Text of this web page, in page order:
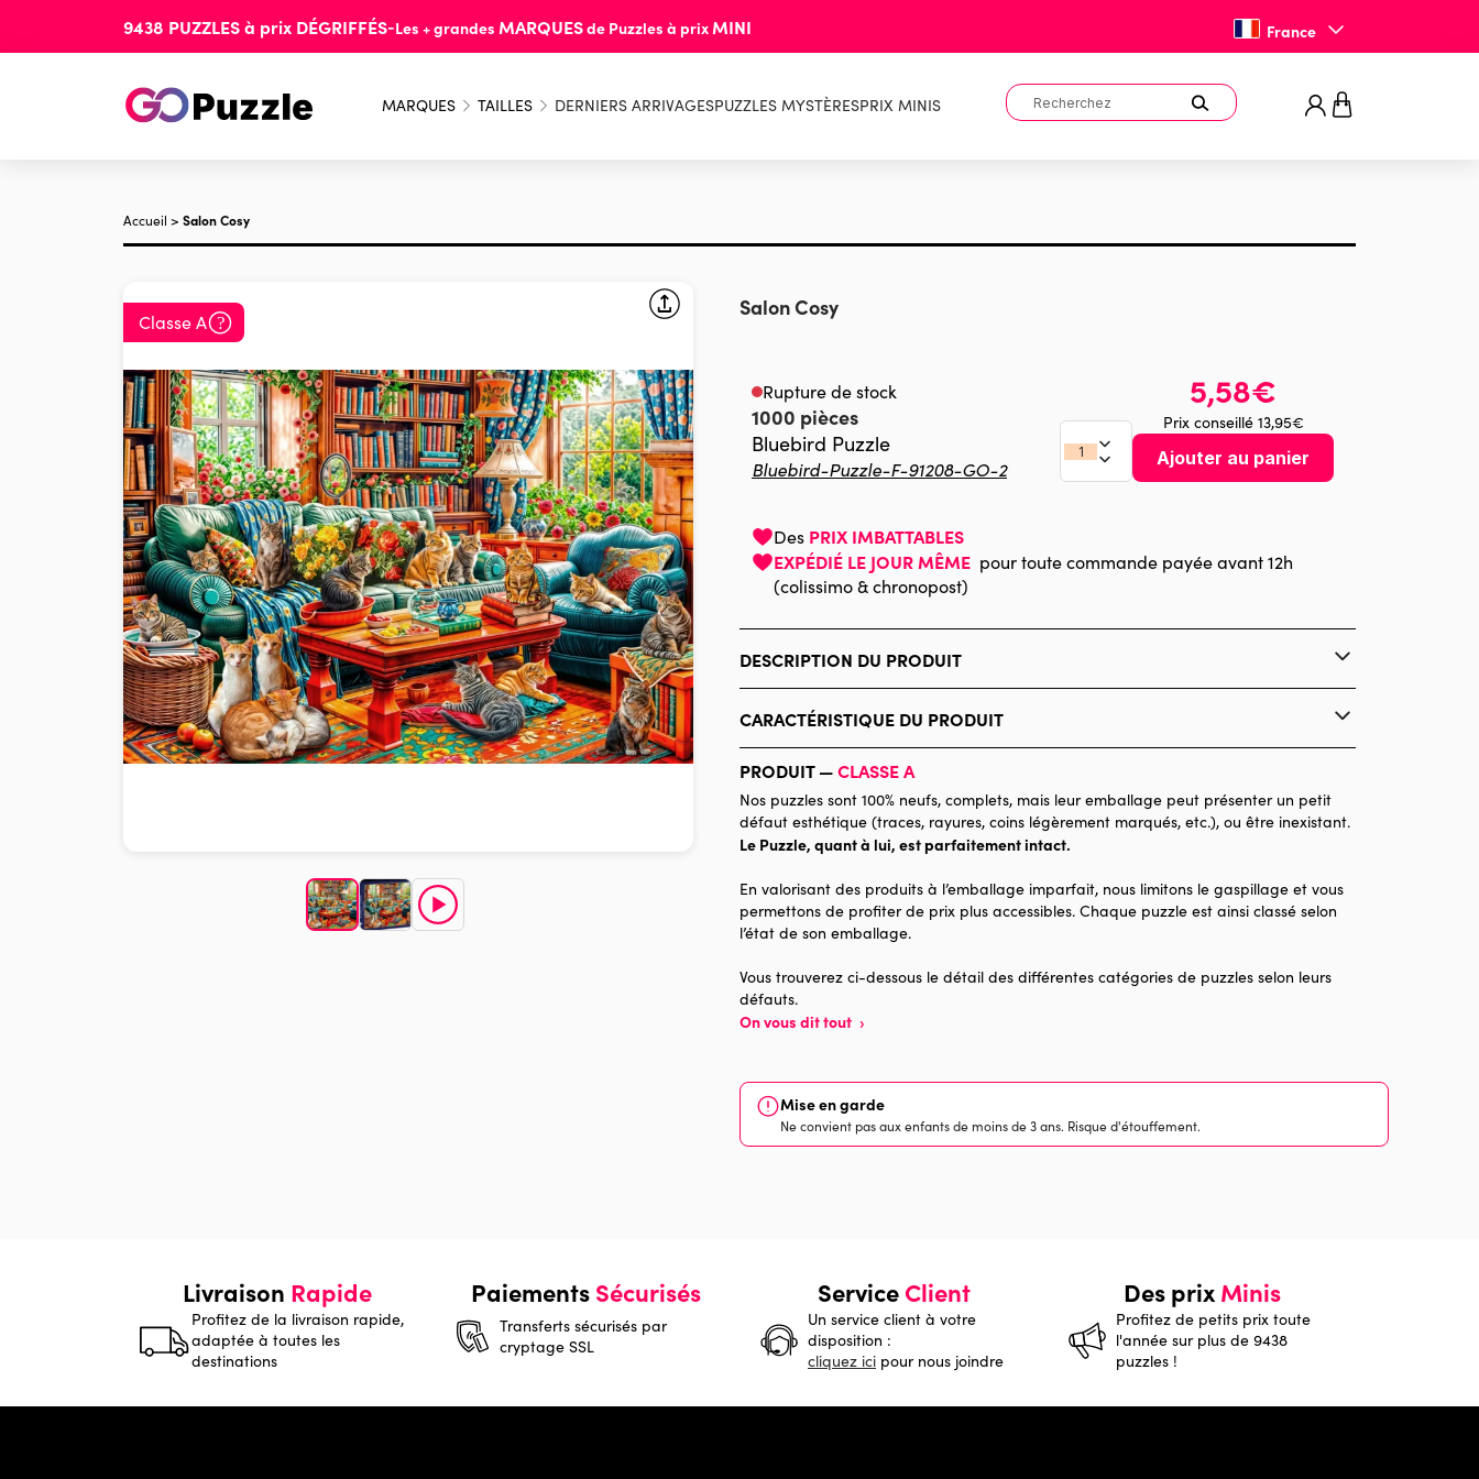
9438 PUZZLESà prix DÉGRIFFÉS-Les + grandes MARQUESde Puzzles à prix MINI France
MARQUES TAILLES DERNIERS ARRIVAGESPUZZLES MYSTÈRESPRIX MINIS
Accueil > Salon Cosy
Classe A
Salon Cosy
Rupture de stock
1000 pièces
Bluebird Puzzle
Bluebird-Puzzle-F-91208-GO-2
5,58€
Prix conseillé 13,95€
Ajouter au panier
Des PRIX IMBATTABLES
EXPÉDIÉ LE JOUR MÊME pour toute commande payée avant 12h
(colissimo & chronopost)
DESCRIPTION DU PRODUIT
Interlitho Licensing GmbH
CARACTÉRISTIQUE DU PRODUIT
Marque
Bluebird Puzzle
Catégorie
Age
Puzzle pour Adultes (500 à 48.000 pièces)
Provenance
Nombre de pièces
1000 pièces
Dimensions
PRODUIT —CLASSE A
Nos puzzles sont 100% neufs, complets, mais leur emballage peut présenter un petit
défaut esthétique (traces, rayures, coins légèrement marqués, etc.), ou être inexistant.
Le Puzzle, quant à lui, est parfaitement intact.
En valorisant des produits à l’emballage imparfait, nous limitons le gaspillage et vous
permettons de profiter de prix plus accessibles. Chaque puzzle est ainsi classé selon
l’état de son emballage.
Vous trouverez ci-dessous le détail des différentes catégories de puzzles selon leurs
défauts.
On vous dit tout ›
Mise en garde
Ne convient pas aux enfants de moins de 3 ans. Risque d'étouffement.
Livraison Rapide
Profitez de la livraison rapide,
adaptée à toutes les
destinations
PaiementsSécurisés
Transferts sécurisés par
cryptage SSL
ServiceClient
Un service client à votre
disposition :
cliquez ici pour nous joindre
Des prixMinis
Profitez de petits prix toute
l'année sur plus de 9438
puzzles !